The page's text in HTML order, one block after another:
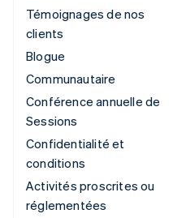
Témoignages de nos
clients
Blogue
Communautaire
Conférence annuelle de
Sessions
Confidentialité et
conditions
Activités proscrites ou
réglementées